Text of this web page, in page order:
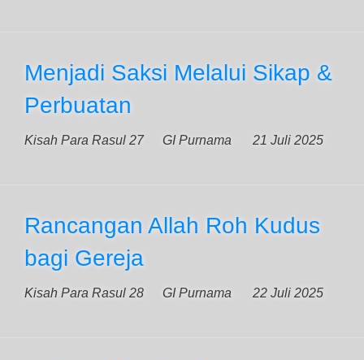
Menjadi Saksi Melalui Sikap &
Perbuatan
Kisah Para Rasul 27 21 Juli 2025
GI Purnama
Rancangan Allah Roh Kudus
bagi Gereja
Kisah Para Rasul 28 22 Juli 2025
GI Purnama